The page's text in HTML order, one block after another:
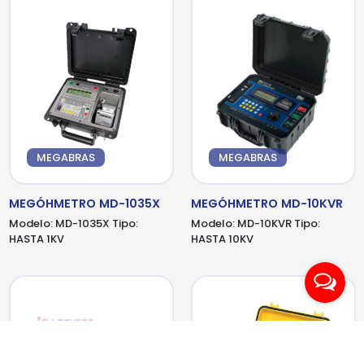
MEGABRAS
MEGÓHMETRO MD-1035X
Modelo: MD-1035X Tipo:
HASTA 1KV
MEGABRAS
MEGÓHMETRO MD-10KVR
Modelo: MD-10KVRTipo:
HASTA 10KV